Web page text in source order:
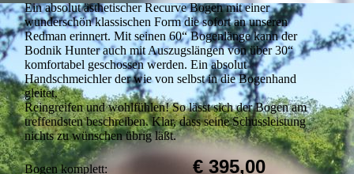
Ein absolut ästhetischer Recurve Bogen mit einer
wunderschön klassischen Form die sofort an unseren
Redman erinnert. Mit seinen 60“ Bogenlänge kann der
Bodnik Hunter auch mit Auszugslängen von über 30“
komfortabel geschossen werden. Ein absolut
Handschmeichler der wie von selbst in die Bogenhand
gleitet.
Reingreifen und wohlfühlen! So lässt sich der Bogen am
treffendsten beschreiben. Klar, dass seine Schussleistung
nichts zu wünschen übrig läßt.
Bogen komplett:€ 395,00